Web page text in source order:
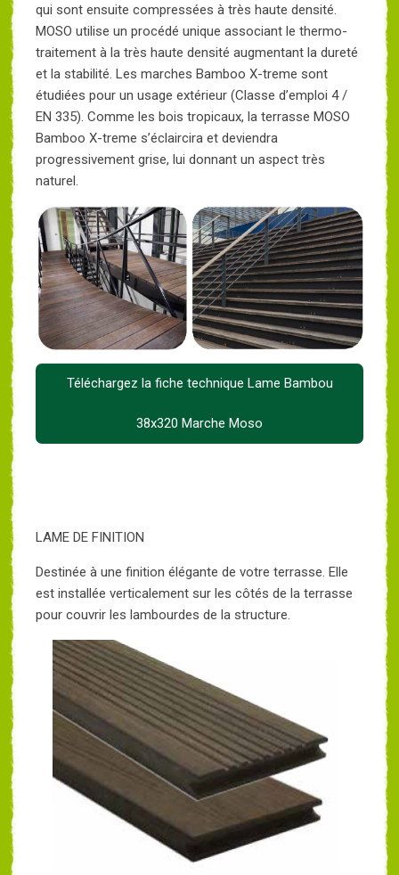
qui sont ensuite compressées à très haute densité.
MOSO utilise un procédé unique associant le thermo-
traitement à la très haute densité augmentant la dureté
et la stabilité. Les marches Bamboo X-treme sont
étudiées pour un usage extérieur (Classe d’emploi 4 /
EN 335). Comme les bois tropicaux, la terrasse MOSO
Bamboo X-treme s’éclaircira et deviendra
progressivement grise, lui donnant un aspect très
naturel.
Téléchargez la fiche technique Lame Bambou
38x320 Marche Moso
LAME DE FINITION
Destinée à une finition élégante de votre terrasse. Elle
est installée verticalement sur les côtés de la terrasse
pour couvrir les lambourdes de la structure.